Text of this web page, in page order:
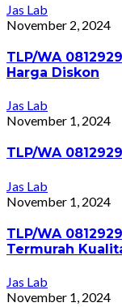
Jas Lab
November 2, 2024
TLP/WA
Harga Diskon
Jas Lab
November 1, 2024
TLP/WA
Jas Lab
November 1, 2024
TLP/WA
Termurah
Jas Lab
November 1, 2024